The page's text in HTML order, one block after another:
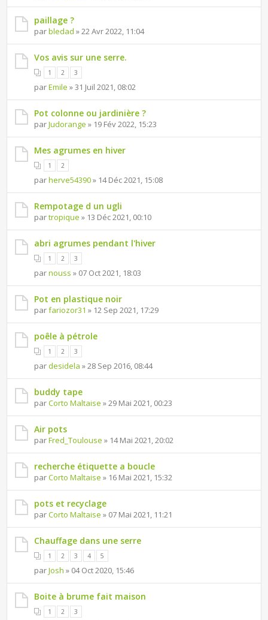
paillage ?
parbledad » 22 Avr 2022, 11:04
Vos avis sur une serre.
1 2 3
parEmile » 31 Juil 2021, 08:02
Pot colonne ou jardinière ?
parJudorange » 19 Fév 2022, 15:23
Mes agrumes en hiver
1 2
parherve54390» 14 Déc 2021, 15:08
Rempotage d un ugli
partropique » 13 Déc 2021, 00:10
abri agrumes pendant l'hiver
1 2 3
parnouss » 07 Oct 2021, 18:03
Pot en plastique noir
parfariozor31 » 12 Sep 2021, 17:29
poêle à pétrole
1 2 3
pardesidela » 28 Sep 2016, 08:44
buddy tape
parCorto Maltaise » 29 Mai 2021, 00:23
Air pots
parFred_Toulouse » 14 Mai 2021, 20:02
recherche étiquette a boucle
parCorto Maltaise » 16 Mai 2021, 15:32
pots et recyclage
parCorto Maltaise » 07 Mai 2021, 11:21
Chauffage dans une serre
1 2 3 4 5
parJosh » 04 Oct 2020, 15:46
Boite à brume fait maison
1 2 3